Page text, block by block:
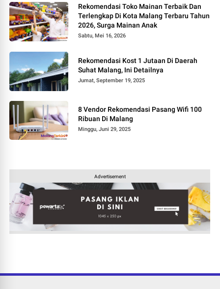
Rekomendasi Toko Mainan Terbaik Dan
Terlengkap Di Kota Malang Terbaru Tahun
2026, Surga Mainan Anak
Sabtu, Mei 16, 2026
Rekomendasi Kost 1 Jutaan Di Daerah
Suhat Malang, Ini Detailnya
Jumat, September 19, 2025
8 Vendor Rekomendasi Pasang Wifi 100
Ribuan Di Malang
Minggu, Juni 29, 2025
Advertisement